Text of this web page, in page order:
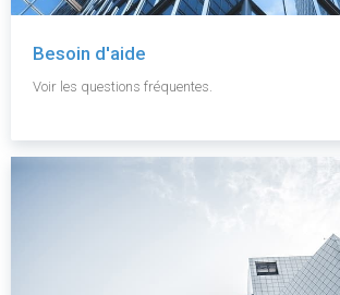
Besoin d'aide
Voir les questions fréquentes.